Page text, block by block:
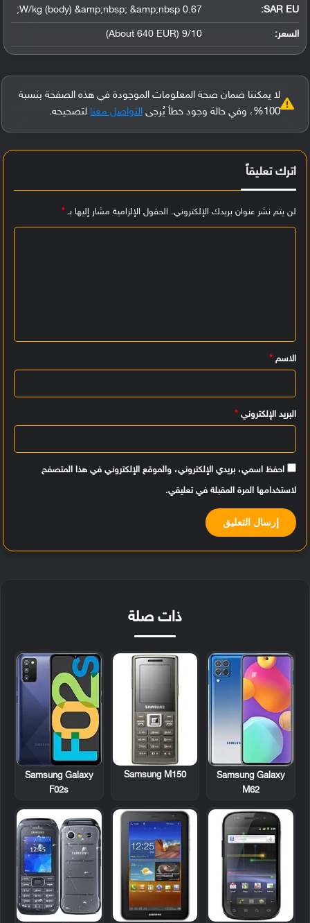
SAR EU:
0.67 W/kg (body) &amp;nbsp; &amp;nbsp;
السعر: 9/10 (About 640 EUR)
لا يمكننا ضمان صحة المعلومات الموجودة في هذه الصفحة بنسبة
100%، وفي حالة وجود خطأ يُرجى
التواصل معنا لتصحيحه.
اترك تعليقاً
لن يتم نشر عنوان بريدك الإلكتروني. الحقول الإلزامية مشار إليها بـ*
ي
ق
الاسم *
البريد الإلكتروني *
احفظ اسمي، بريدي الإلكتروني، والموقع الإلكتروني في هذا المتصفح
لاستخدامها المرة المقبلة في تعليقي.
ذات صلة
Samsung Galaxy
M62
Samsung M150
Samsung Galaxy
F02s